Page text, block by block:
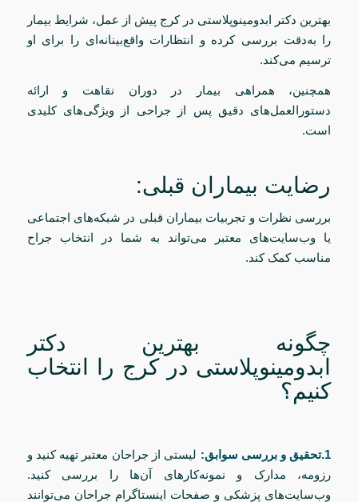
بهترین دکتر ابدومینوپلاستی در کرج پیش از عمل، شرایط بیمار
را به‌دقت بررسی کرده و انتظارات واقع‌بینانه‌ای را برای او
ترسیم می‌کند.
همچنین، همراهی بیمار در دوران نقاهت و ارائه
دستورالعمل‌های دقیق پس از جراحی از ویژگی‌های کلیدی
است.
رضایت بیماران قبلی:
بررسی نظرات و تجربیات بیماران قبلی در شبکه‌های اجتماعی
یا وب‌سایت‌های معتبر می‌تواند به شما در انتخاب جراح
مناسب کمک کند.
چگونه بهترین دکتر
ابدومینوپلاستی در کرج را انتخاب
کنیم؟
1.تحقیق و بررسی سوابق:
لیستی از جراحان معتبر تهیه کنید و
رزومه، مدارک و نمونه‌کارهای آن‌ها را بررسی کنید.
وب‌سایت‌های پزشکی و صفحات اینستاگرام جراحان می‌توانند